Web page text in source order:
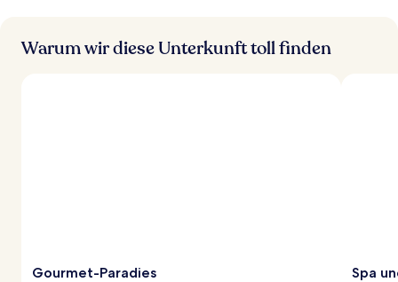
Warum wir diese Unterkunft toll finden
Gourmet-Paradies Spa